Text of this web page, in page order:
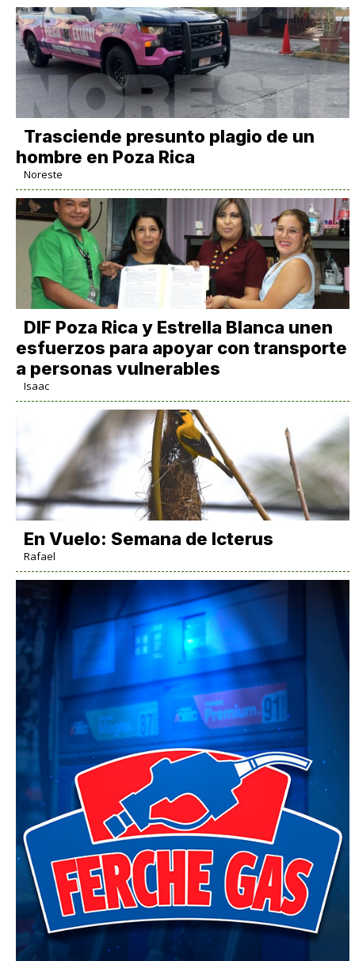
Trasciende presunto plagio de un
hombre en Poza Rica
Noreste
DIF Poza Rica y Estrella Blanca unen
esfuerzos para apoyar con transporte
a personas vulnerables
Isaac
En Vuelo: Semana de Icterus
Rafael